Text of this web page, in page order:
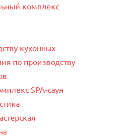
комплекс
кухонных
по производству
SPA-саун